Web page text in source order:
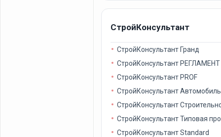
СтройКонсультант
СтройКонсультант Гранд
СтройКонсультант РЕГЛАМЕНТ
СтройКонсультант PROF
СтройКонсультант
СтройКонсультант
СтройКонсультант Типовая
СтройКонсультант Standard